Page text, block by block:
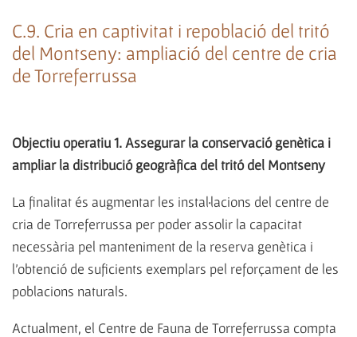
C.9. Cria en captivitat i repoblació del tritó
del Montseny: ampliació del centre de cria
de Torreferrussa
Objectiu operatiu 1. Assegurar la conservació genètica i
ampliar la distribució geogràfica del tritó del Montseny
La finalitat és augmentar les instal·lacions del centre de
cria de Torreferrussa per poder assolir la capacitat
necessària pel manteniment de la reserva genètica i
l'obtenció de suficients exemplars pel reforçament de les
poblacions naturals.
Actualment, el Centre de Fauna de Torreferrussa compta